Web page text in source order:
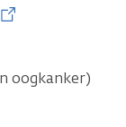
oogkanker)